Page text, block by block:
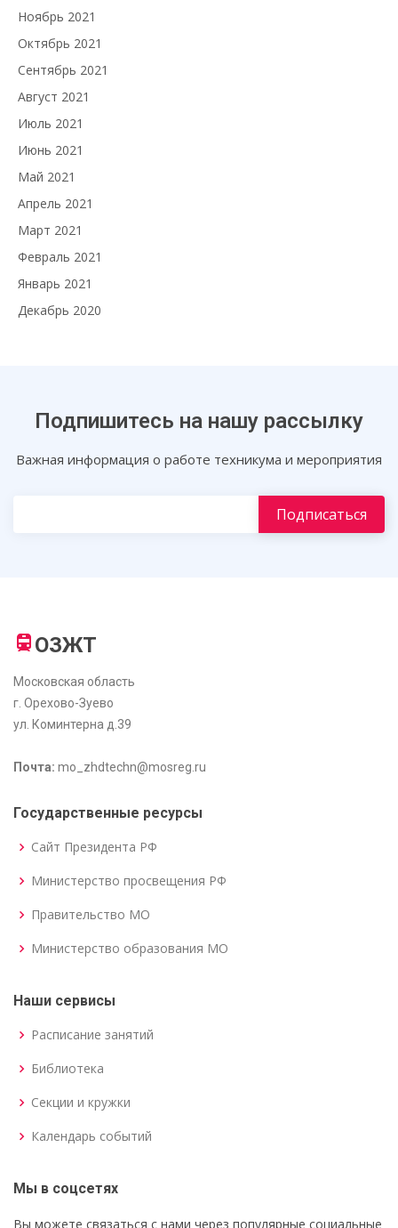
Ноябрь 2021
Октябрь 2021
Сентябрь 2021
Август 2021
Июль 2021
Июнь 2021
Май 2021
Апрель 2021
Март 2021
Февраль 2021
Январь 2021
Декабрь 2020
Подпишитесь на нашу рассылку
Важная информация о работе техникума и мероприятия
ОЗЖТ
Московская область
г. Орехово-Зуево
ул. Коминтерна д.39
Почта: mo_zhdtechn@mosreg.ru
Государственные ресурсы
Сайт Президента РФ
Министерство просвещения РФ
Правительство МО
Министерство образования МО
Наши сервисы
Расписание занятий
Библиотека
Секции и кружки
Календарь событий
Мы в соцсетях
Вы можете связаться с нами через популярные социальные